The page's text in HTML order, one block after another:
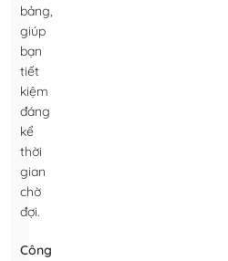
bảng,
giúp
bạn
tiết
kiệm
đáng
kể
thời
gian
chờ
đợi.
Công